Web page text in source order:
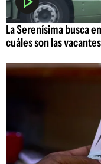
La Serenísima busca
cuáles son las